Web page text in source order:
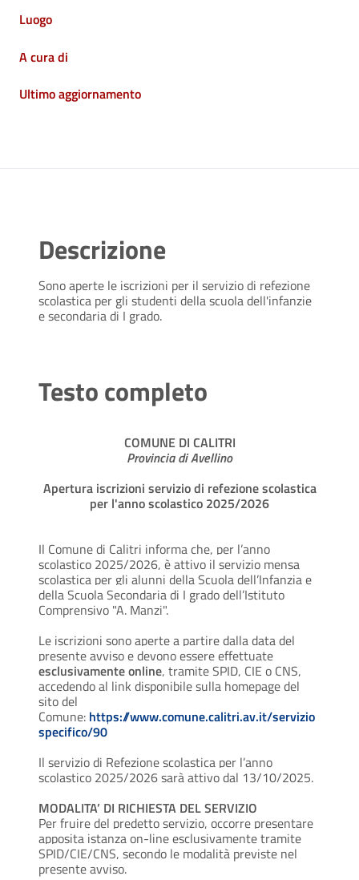
Luogo
A cura di
Ultimo aggiornamento
Descrizione
Sono aperte le iscrizioni per il servizio di refezione
scolastica per gli studenti della scuola dell'infanzie
e secondaria di I grado.
Testo completo
COMUNE DI CALITRI
Provincia di Avellino
Apertura iscrizioni servizio di refezione scolastica
per l'anno scolastico 2025/2026
Il Comune di Calitri informa che, per l’anno
scolastico 2025/2026, è attivo il servizio mensa
scolastica per gli alunni della Scuola dell’Infanzia e
della Scuola Secondaria di I grado dell’Istituto
Comprensivo "A. Manzi".
Le iscrizioni sono aperte a partire dalla data del
presente avviso e devono essere effettuate
esclusivamente online, tramite SPID, CIE o CNS,
accedendo al link disponibile sulla homepage del
sito del
Comune: https://www.comune.calitri.av.it/servizio
specifico/90
Il servizio di Refezione scolastica per l’anno
scolastico 2025/2026 sarà attivo dal 13/10/2025.
MODALITA’ DI RICHIESTA DEL SERVIZIO
Per fruire del predetto servizio, occorre presentare
apposita istanza on-line esclusivamente tramite
SPID/CIE/CNS, secondo le modalità previste nel
presente avviso.